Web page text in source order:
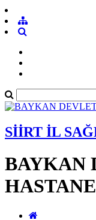
SİİRT İL
BAYKAN